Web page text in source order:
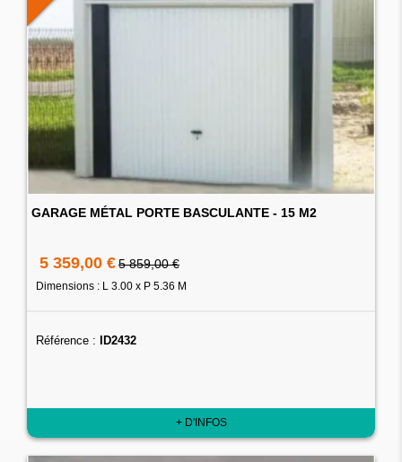
GARAGE MÉTAL PORTE BASCULANTE - 15 M2
5 359,00 €5 859,00 €
Dimensions : L 3.00 x P 5.36 M
Référence : ID2432
+ D'INFOS